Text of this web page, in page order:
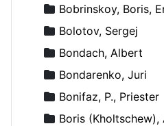
Bobrinskoy, Boris,
Bolotov, Sergej
Bondach, Albert
Bondarenko, Juri
Bonifaz, P., Priester
Boris (Kholtschew),